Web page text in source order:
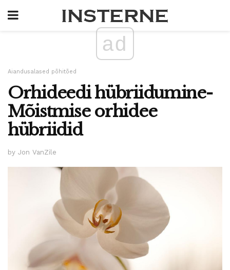
ad
Aiandusalased põhitõed
Orhideedi hübriidumine-
Mõistmise orhidee
hübriidid
by Jon VanZile